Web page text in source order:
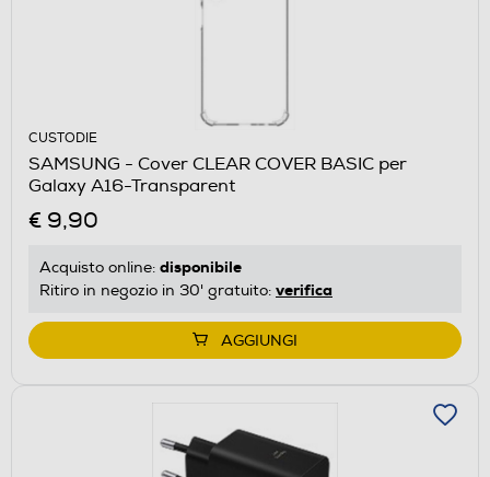
CUSTODIE
SAMSUNG - Cover CLEAR COVER BASIC per
Galaxy A16-Transparent
€ 9,90
Acquisto online: disponibile
Ritiro in negozio in 30' gratuito: verifica
AGGIUNGI